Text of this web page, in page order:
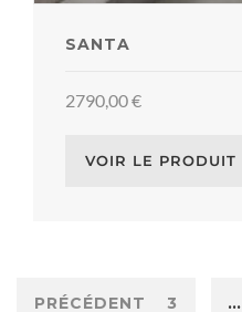
SANTA
2790,00€
VOIR LE PRODUIT
PRÉCÉDENT
1 2 3 …